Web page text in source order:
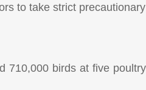
to take strict
710,000 birds at five